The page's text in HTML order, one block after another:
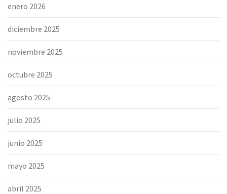
enero 2026
diciembre 2025
noviembre 2025
octubre 2025
agosto 2025
julio 2025
junio 2025
mayo 2025
abril 2025